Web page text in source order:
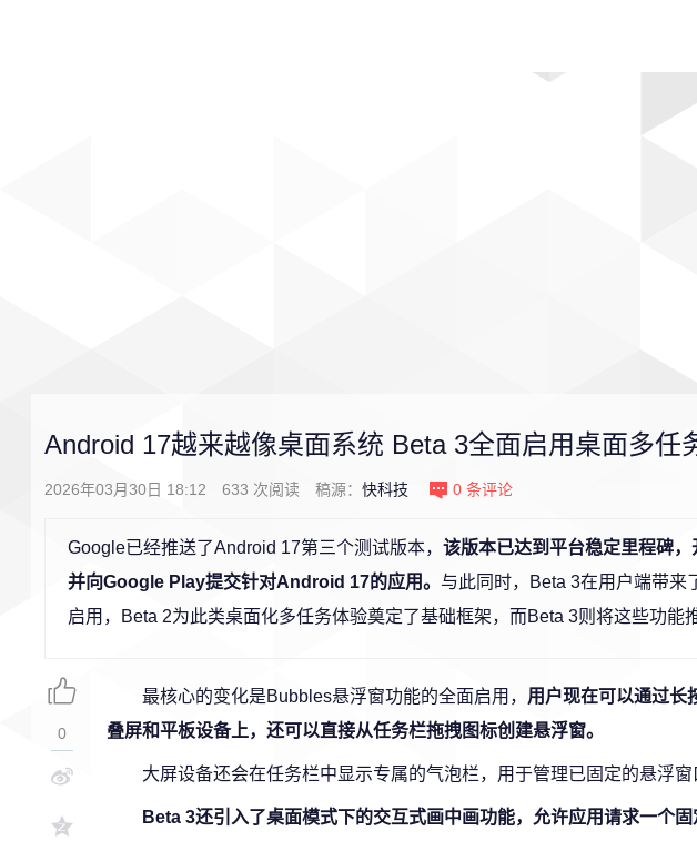
Android 17越来越像桌面系统 Beta 3全面启用桌面多任
2026年03月30日 18:12 633 次阅读 稿源： 快科技 0 条评论
Google已经推送了Android 17第三个测试版本， 该版本已达到平台稳定里程碑
并向Google Play提交针对Android 17的应用。 与此同时，Beta 3在用户端带来
启用，Beta 2为此类桌面化多任务体验奠定了基础框架，而Beta 3则将这些功能
最核心的变化是Bubbles悬浮窗功能的全面启用， 用户现在可以通过长
叠屏和平板设备上，还可以直接从任务栏拖拽图标创建悬浮窗。
大屏设备还会在任务栏中显示专属的气泡栏，用于管理已固定的悬浮窗
Beta 3还引入了桌面模式下的交互式画中画功能，允许应用请求一个
0